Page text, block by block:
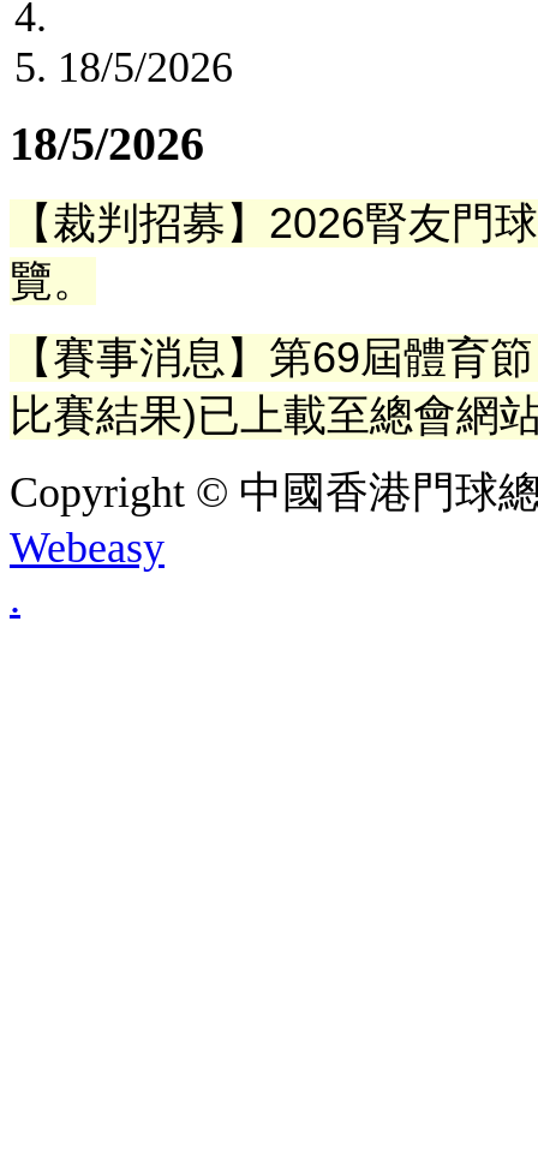
18/5/2026
18/5/2026
【裁判招募】2026腎友門
覽。
【賽事消息】第69屆體育
比賽結果)已上載至總會網
Copyright © 中國香港門球
Webeasy
.